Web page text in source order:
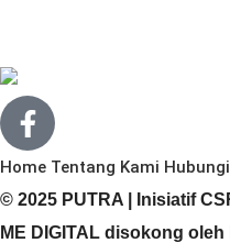
Home Tentang Kami
© 2025 PUTRA | Inisiatif
ME DIGITAL disokong